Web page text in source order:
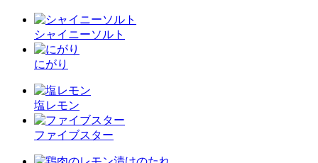
シャイニーソルト
にがり
塩レモン
ファイブスター